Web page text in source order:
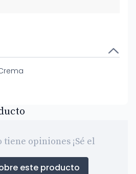
tiene opiniones ¡Sé el
este producto